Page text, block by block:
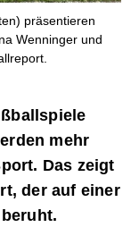
präsentieren
Wenninger und
mehr
Das zeigt
der auf einer